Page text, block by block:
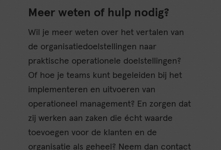
Meer weten of hulp nodig?
Wil je meer weten over het vertalen van
de organisatiedoelstellingen naar
praktische operationele doelstellingen?
Of hoe je teams kunt begeleiden bij het
implementeren en uitvoeren van
operationeel management? En zorgen dat
zij werken aan zaken die écht waarde
toevoegen voor de klanten en de
organisatie als geheel? Neem dan contact